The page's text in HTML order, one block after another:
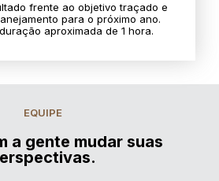
frente ao objetivo traçado e
para o próximo ano.
aproximada de 1 hora.
EQUIPE
a gente mudar suas